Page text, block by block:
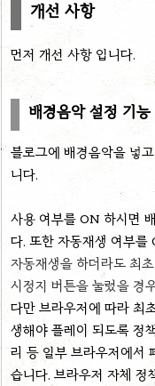
개선 사항
먼저 개선 사항 입니다.
배경음악 설정 기능
블로그에 배경음악을 넣
니다.
사용 여부를 ON 하시면
다. 또한 자동재생 여부를
자동재생을 하더라도 최
시정지 버튼을 눌렀을 경
다만 브라우저에 따라 최
생해야 플레이 되도록 정
리 등 일부 브라우저에서
습니다. 브라우저 자체 정